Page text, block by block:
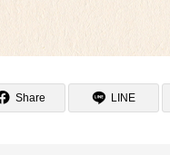
Share LINE